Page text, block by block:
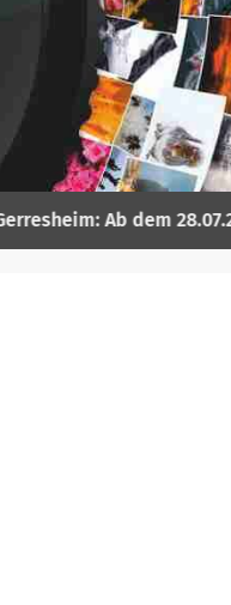
28.07.2026 fahren die